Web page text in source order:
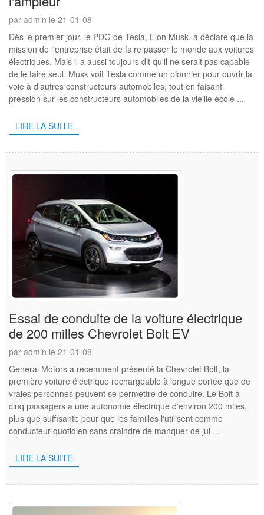
par admin le 21-01-08
Dès le premier jour, le PDG de Tesla, Elon Musk, a déclaré que la
mission de l'entreprise était de faire passer le monde aux voitures
électriques. Mais il a aussi toujours dit qu'il ne serait pas capable
de le faire seul. Musk voit Tesla comme un pionnier pour ouvrir la
voie à d'autres constructeurs automobiles, tout en faisant
pression sur les constructeurs automobiles de la vieille école ...
LIRE LA SUITE
Essai de conduite de la voiture électrique
de 200 milles Chevrolet Bolt EV
par admin le 21-01-08
General Motors a récemment présenté la Chevrolet Bolt, la
première voiture électrique rechargeable à longue portée que de
vraies personnes peuvent se permettre de conduire. Le Bolt à
cinq passagers a une autonomie électrique d'environ 200 miles,
plus que suffisante pour que les familles l'utilisent comme
conducteur quotidien sans craindre de manquer de jui ...
LIRE LA SUITE